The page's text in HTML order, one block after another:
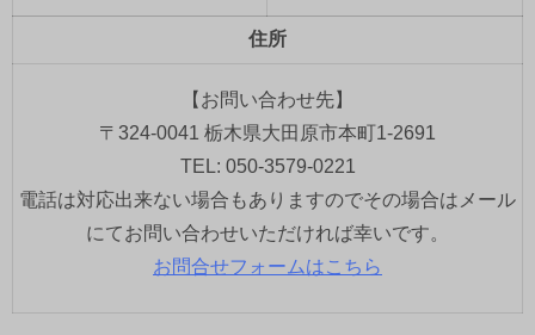
住所
【お問い合わせ先】
〒324-0041 栃木県大田原市本町1-2691
TEL: 050-3579-0221
電話は対応出来ない場合もありますのでその場合はメール
にてお問い合わせいただければ幸いです。
お問合せフォームはこちら